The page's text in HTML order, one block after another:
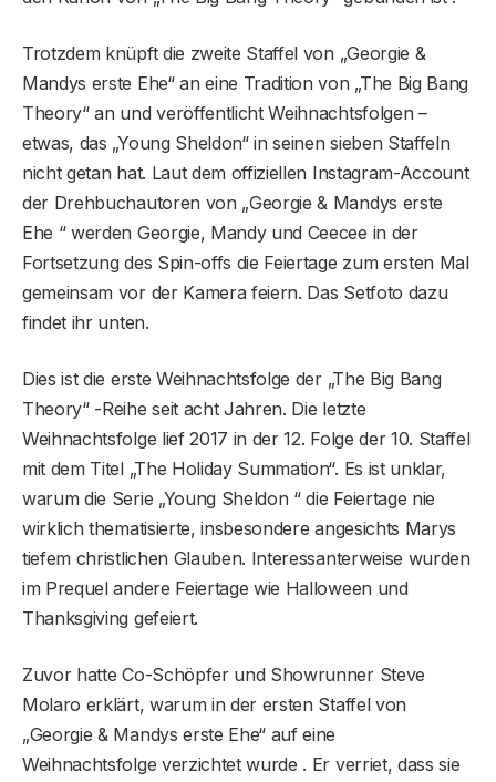
Trotzdem knüpft die zweite Staffel von „Georgie &
Mandys erste Ehe“ an eine Tradition von „The Big Bang
Theory“ an und veröffentlicht Weihnachtsfolgen –
etwas, das „Young Sheldon“ in seinen sieben Staffeln
nicht getan hat. Laut dem offiziellen Instagram-Account
der Drehbuchautoren von „Georgie & Mandys erste
Ehe “ werden Georgie, Mandy und Ceecee in der
Fortsetzung des Spin-offs die Feiertage zum ersten Mal
gemeinsam vor der Kamera feiern. Das Setfoto dazu
findet ihr unten.
Dies ist die erste Weihnachtsfolge der „The Big Bang
Theory“ -Reihe seit acht Jahren. Die letzte
Weihnachtsfolge lief 2017 in der 12. Folge der 10. Staffel
mit dem Titel „The Holiday Summation“. Es ist unklar,
warum die Serie „Young Sheldon “ die Feiertage nie
wirklich thematisierte, insbesondere angesichts Marys
tiefem christlichen Glauben. Interessanterweise wurden
im Prequel andere Feiertage wie Halloween und
Thanksgiving gefeiert.
Zuvor hatte Co-Schöpfer und Showrunner Steve
Molaro erklärt, warum in der ersten Staffel von
„Georgie & Mandys erste Ehe“ auf eine
Weihnachtsfolge verzichtet wurde . Er verriet, dass sie